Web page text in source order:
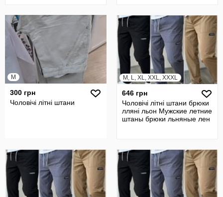
M
300 грн
Чоловічі літні штани
M, L, XL, XXL, XXXL
646 грн
Чоловічі літні штани брюки
лляні льон Мужские летние
штаны брюки льняные лен